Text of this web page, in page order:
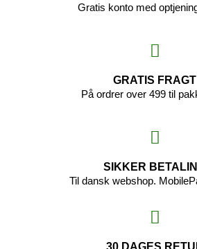
Gratis konto med
GRATIS FRAGT
På ordrer over 499 til
SIKKER
Til dansk webshop.
30 DAGES